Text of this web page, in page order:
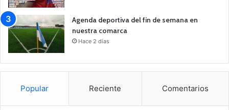
Agenda deportiva del fin de semana en
nuestra comarca
Hace 2 días
Popular Reciente Comentarios